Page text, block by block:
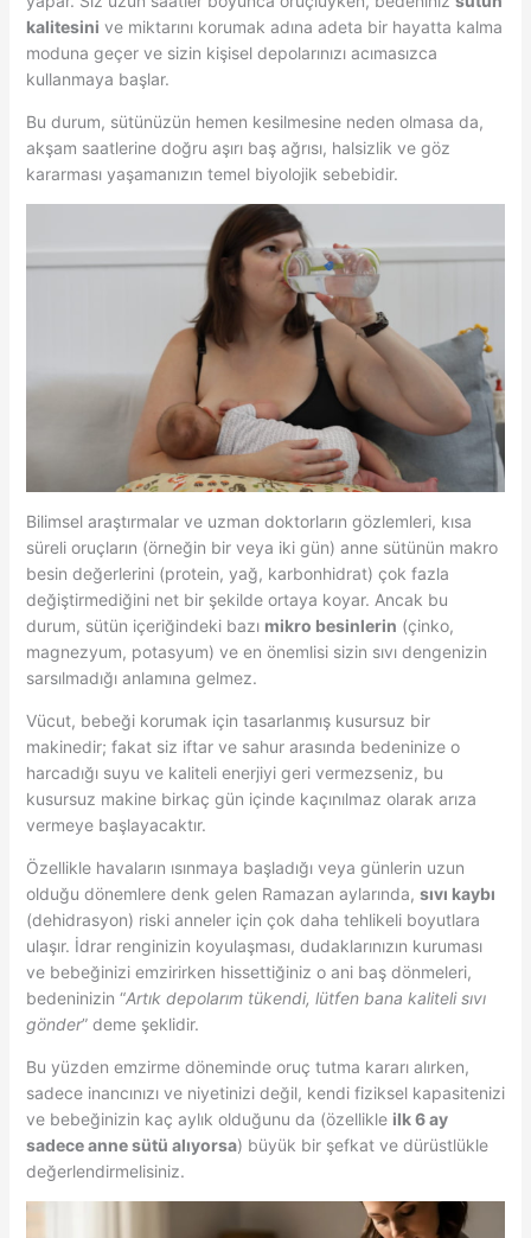
kalitesini ve miktarını korumak adına adeta bir hayatta kalma
moduna geçer ve sizin kişisel depolarınızı acımasızca
kullanmaya başlar.
Bu durum, sütünüzün hemen kesilmesine neden olmasa da,
akşam saatlerine doğru aşırı baş ağrısı, halsizlik ve göz
kararması yaşamanızın temel biyolojik sebebidir.
Bilimsel araştırmalar ve uzman doktorların gözlemleri, kısa
süreli oruçların (örneğin bir veya iki gün) anne sütünün makro
besin değerlerini (protein, yağ, karbonhidrat) çok fazla
değiştirmediğini net bir şekilde ortaya koyar. Ancak bu
durum, sütün içeriğindeki bazı mikro besinlerin (çinko,
magnezyum, potasyum) ve en önemlisi sizin sıvı dengenizin
sarsılmadığı anlamına gelmez.
Vücut, bebeği korumak için tasarlanmış kusursuz bir
makinedir; fakat siz iftar ve sahur arasında bedeninize o
harcadığı suyu ve kaliteli enerjiyi geri vermezseniz, bu
kusursuz makine birkaç gün içinde kaçınılmaz olarak arıza
vermeye başlayacaktır.
Özellikle havaların ısınmaya başladığı veya günlerin uzun
olduğu dönemlere denk gelen Ramazan aylarında, sıvı kaybı
(dehidrasyon) riski anneler için çok daha tehlikeli boyutlara
ulaşır. İdrar renginizin koyulaşması, dudaklarınızın kuruması
ve bebeğinizi emzirirken hissettiğiniz o ani baş dönmeleri,
bedeninizin “Artık depolarım tükendi, lütfen bana kaliteli sıvı
gönder” deme şeklidir.
Bu yüzden emzirme döneminde oruç tutma kararı alırken,
sadece inancınızı ve niyetinizi değil, kendi fiziksel kapasitenizi
ve bebeğinizin kaç aylık olduğunu da (özellikle ilk 6 ay
sadece anne sütü alıyorsa) büyük bir şefkat ve dürüstlükle
değerlendirmelisiniz.